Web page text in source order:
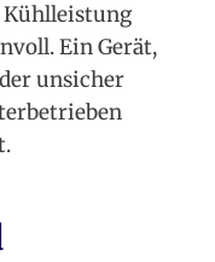
Kühlleistung
Ein Gerät,
unsicher